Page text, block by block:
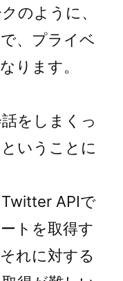
のように、
、プライベ
ります。
をしまくっ
いうことに
APIで
トを取得す
れに対する